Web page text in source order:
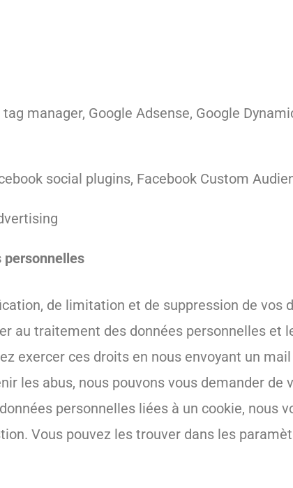
manager, Google Adsense, Google
social plugins, Facebook Custom
personnelles
de limitation et de suppression de vos
au traitement des données personnelles et
exercer ces droits en nous envoyant un mail
les abus, nous pouvons vous demander de
personnelles liées à un cookie, nous
Vous pouvez les trouver dans les